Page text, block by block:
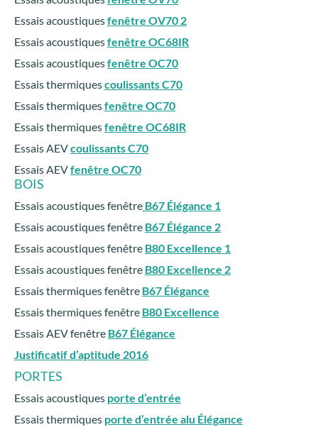
Essais acoustiquesfenêtre OV70 2
Essais acoustiquesfenêtre OC68IR
Essais acoustiquesfenêtre OC70
Essais thermiquescoulissants C70
Essais thermiquesfenêtre OC70
Essais thermiquesfenêtre OC68IR
Essais AEVcoulissants C70
Essais AEVfenêtre OC70
BOIS
Essais acoustiques fenêtre B67 Élégance 1
Essais acoustiques fenêtre B67 Élégance 2
Essais acoustiques fenêtre B80 Excellence 1
Essais acoustiques fenêtre B80 Excellence 2
Essais thermiques fenêtre B67 Élégance
Essais thermiques fenêtre B80 Excellence
Essais AEV fenêtre B67 Élégance
Justificatif d’aptitude 2016
PORTES
Essais acoustiques porte d’entrée
Essais thermiques porte d’entrée alu Élégance